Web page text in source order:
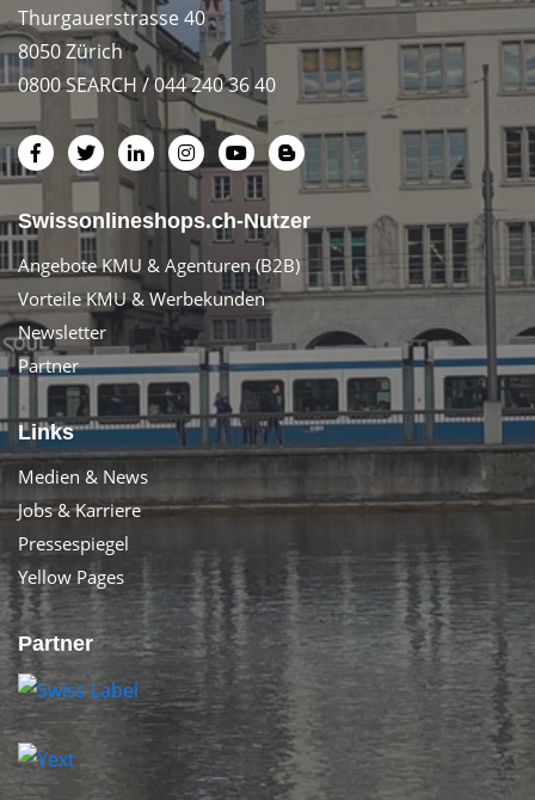
Thurgauerstrasse 40
8050 Zürich
0800 SEARCH / 044 240 36 40
Swissonlineshops.ch-Nutzer
Angebote KMU & Agenturen (B2B)
Vorteile KMU & Werbekunden
Newsletter
Partner
Links
Medien & News
Jobs & Karriere
Pressespiegel
Yellow Pages
Partner